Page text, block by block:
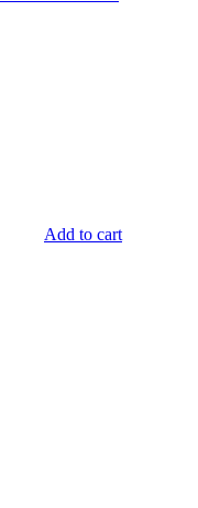
Add to cart